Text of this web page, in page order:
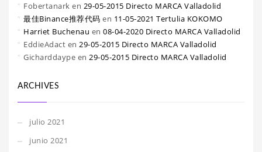
Fobertanark en 29-05-2015 Directo MARCA Valladolid
最佳Binance推荐代码 en 11-05-2021 Tertulia KOKOMO
Harriet Buchenau en 08-04-2020 Directo MARCA Valladolid
EddieAdact en 29-05-2015 Directo MARCA Valladolid
Gicharddaype en 29-05-2015 Directo MARCA Valladolid
ARCHIVES
julio 2021
junio 2021